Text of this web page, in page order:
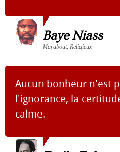
Baye Niass
Marabout, Religieux
Aucun bonheur n'est
l'ignorance, la
calme.